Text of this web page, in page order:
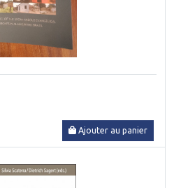
Ajouter au panier